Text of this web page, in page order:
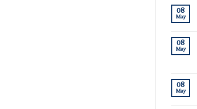
08
May
08
May
08
May